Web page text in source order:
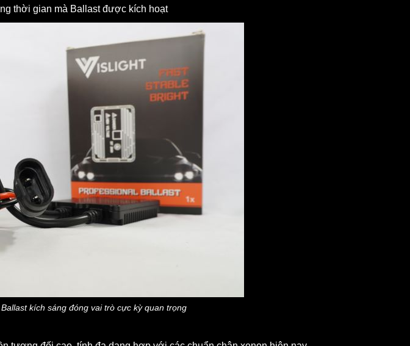
thời gian mà Ballast được kích hoạt
kích sáng đóng vai trò cực kỳ quan trọng